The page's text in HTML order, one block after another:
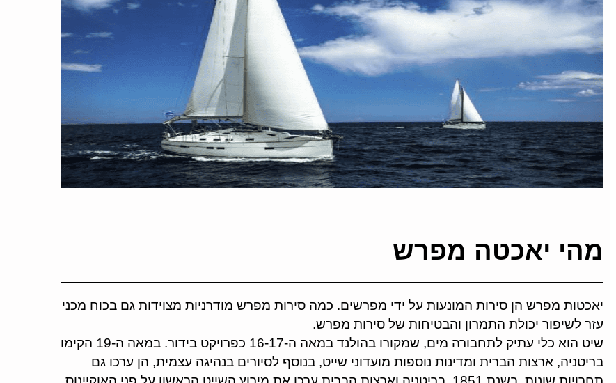
מהי יאכטה מפרש
יאכטות מפרש הן סירות המונעות על ידי מפרשים. כמה סירות מפרש מודרניות מצוידות גם בכוח מכני
עזר לשיפור יכולת התמרון והבטיחות של סירות מפרש.
שיט הוא כלי עתיק לתחבורה מים, שמקורו בהולנד במאה ה-16-17 כפרויקט בידור. במאה ה-19 הקימו
בריטניה, ארצות הברית ומדינות נוספות מועדוני שייט, בנוסף לסיורים בנהיגה עצמית, הן ערכו גם